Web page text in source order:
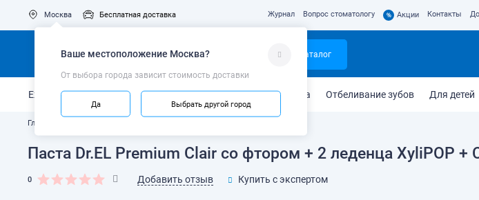
Москва
Ваше местоположение Москва?
От выбора города зависит стоимость доставки
Да Выбрать другой город
Бесплатная доставка Журнал Вопрос стоматологу % Акции Контакты
Каталог
Ежедневный уход Укрепление эмали Защита от кариеса Отбеливание зубов Для детей
Главная
Паста Dr.EL Premium Clair со фтором + 2 леденца XyliPOP +
0 Добавить отзыв Купить с экспертом